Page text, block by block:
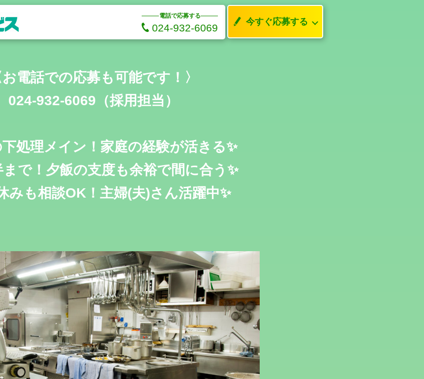
電話で応募する
024-932-6069
今すぐ応募する
お電話での応募も可能です！〉
024-932-6069（採用担当）
下処理メイン！家庭の経験が活きる✨
まで！夕飯の支度も余裕で間に合う✨
みも相談OK！主婦(夫)さん活躍中✨